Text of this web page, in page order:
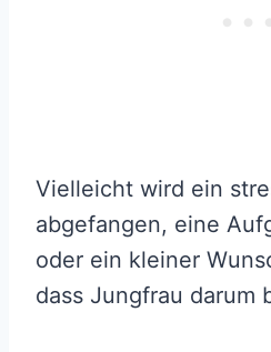
Vielleicht wird ein
abgefangen, eine
oder ein kleiner
dass Jungfrau darum